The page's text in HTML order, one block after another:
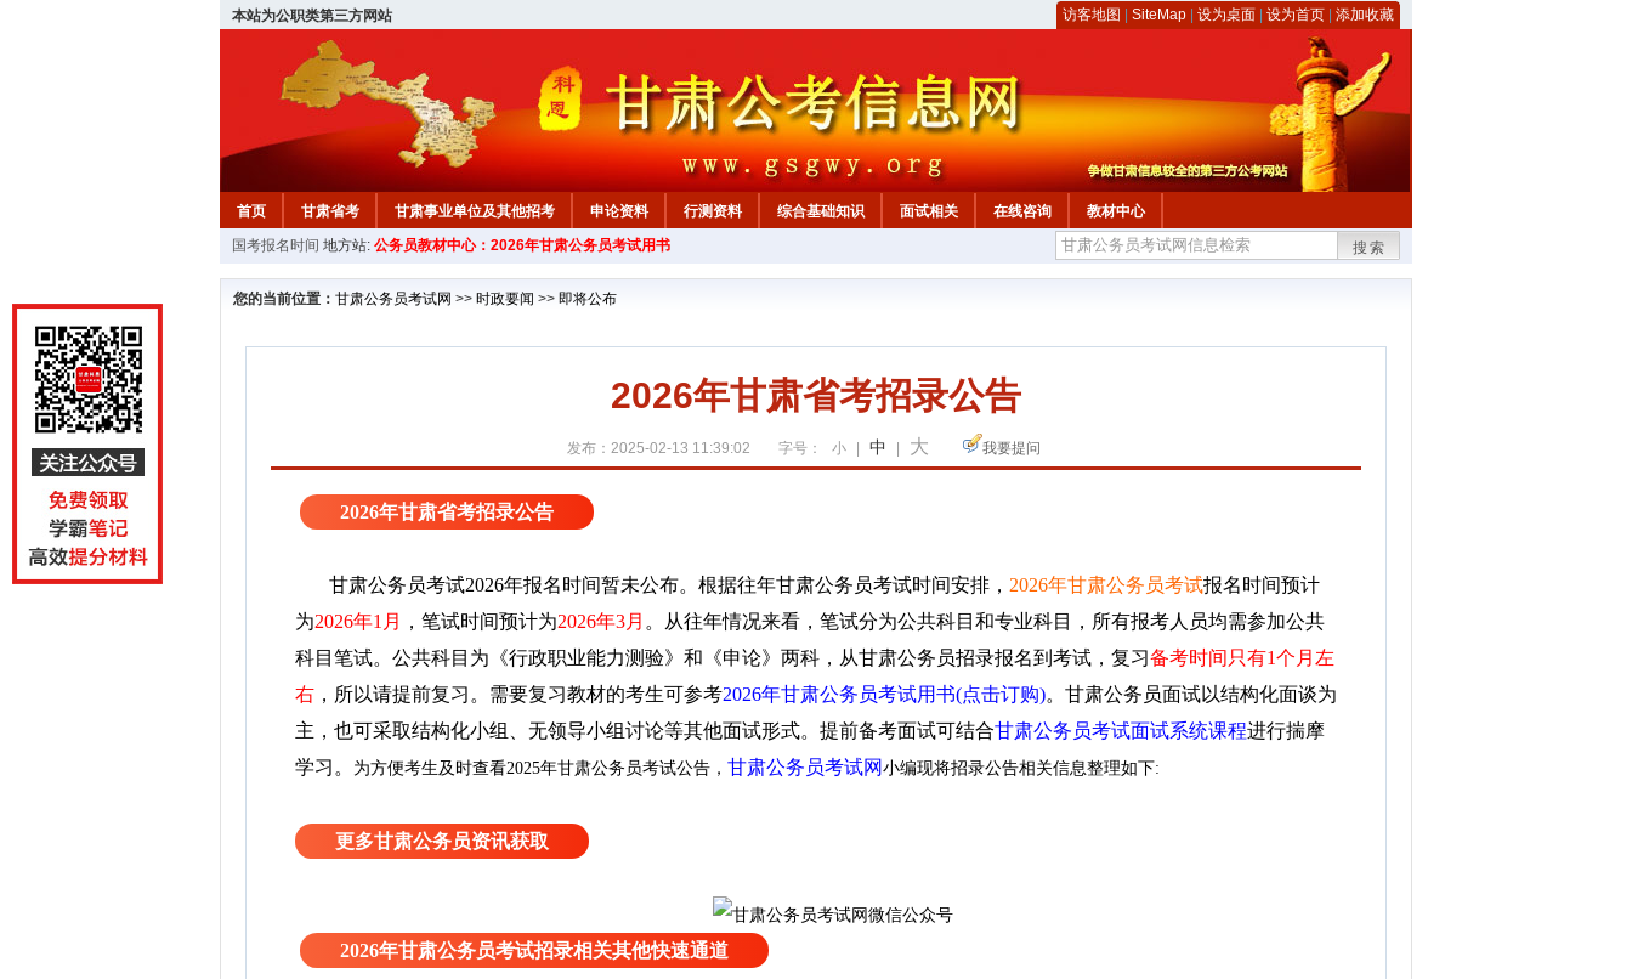
本站为公职类第三方网站 访客地图 SiteMap 设为桌面 设为首页 添加收藏
首页 甘肃省考 甘肃事业单位及其他招考 申论资料 行测资料 综合基础知识 面试相关 在线咨询
教材中心
国考报名时间 地方站: 公务员教材中心：2026年甘肃公务员考试用书 搜索
您的当前位置： 甘肃公务员考试网 >> 时政要闻 >> 即将公布
2026年甘肃省考招录公告
发布：2025-02-13 11:39:02 字号： 小 中 大 我要提问
2026年甘肃省考招录公告
甘肃公务员考试2026年报名时间暂未公布。 根据往年甘肃公务员考试时间安排， 2026年甘肃公务员考试报名时间预计
为2026年1月 ，笔试时间预计为2026年3月 。
从往年情况来看，笔试分为公共科目和专业科目，所有报考人员均需参加公共
科目笔试。公共科目为《行政职业能力测验》和《申论》两科， 从甘肃公务员招录报名到考试，复习备考时间只有1个月左
右 ，所以请提前复习。 需要复习教材的考生可参考2026年甘肃公务员考试用书(点击订购)。 甘肃公务员面试以结构化面谈为
主，也可采取结构化小组、无领导小组讨论等其他面试形式。 提前备考面试可结合甘肃公务员考试面试系统课程进行揣摩
学习。
为方便考生及时查看2025年甘肃公务员考试公告， 甘肃公务员考试网 小编现将招录公告相关信息整理如下:
更多甘肃公务员资讯获取
2026年甘肃公务员考试招录相关其他快速通道